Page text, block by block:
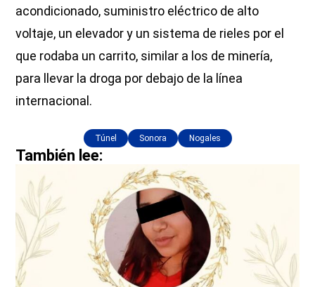
acondicionado, suministro eléctrico de alto
voltaje, un elevador y un sistema de rieles por el
que rodaba un carrito, similar a los de minería,
para llevar la droga por debajo de la línea
internacional.
Túnel Sonora Nogales
También lee: